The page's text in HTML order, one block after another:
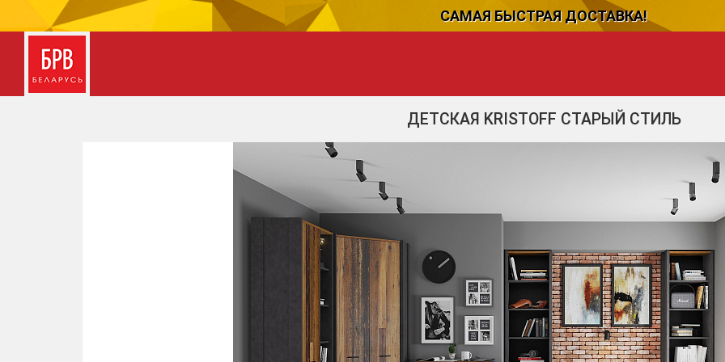
САМАЯ БЫСТРАЯ ДОСТАВКА!
ДЕТСКАЯ KRISTOFF СТАРЫЙ СТИЛЬ